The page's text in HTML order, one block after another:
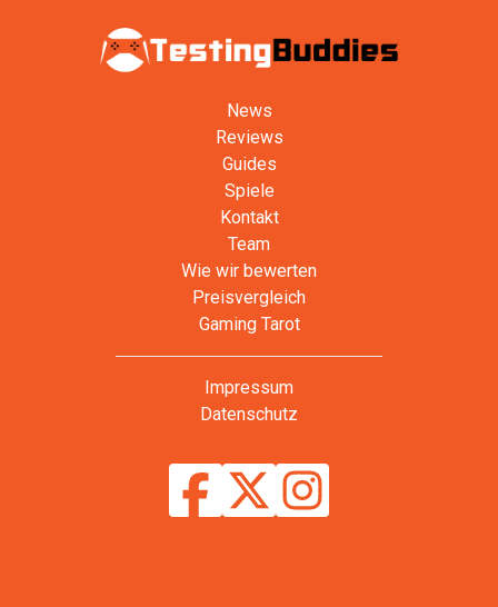
News
Reviews
Guides
Spiele
Kontakt
Team
Wie wir bewerten
Preisvergleich
Gaming Tarot
Impressum
Datenschutz